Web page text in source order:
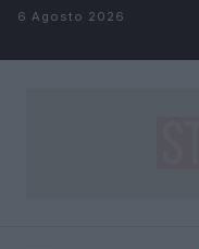
Salta al contenuto
6 Agosto 2026